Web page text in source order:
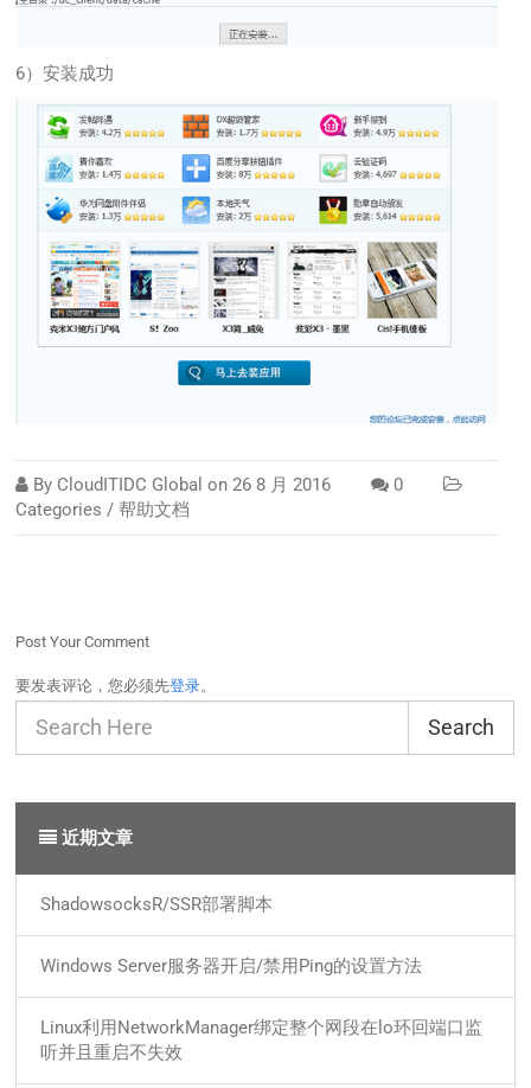
6）安装成功
By CloudITIDC Global on26 8 月 2016
0
Categories /帮助文档
Post Your Comment
要发表评论，您必须先登录。
Search
近期文章
ShadowsocksR/SSR部署脚本
Windows Server服务器开启/禁用Ping的设置方法
Linux利用NetworkManager绑定整个网段在lo环回端口监
听并且重启不失效